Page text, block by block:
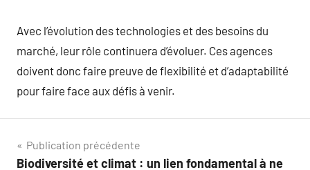
Avec l’évolution des technologies et des besoins du
marché, leur rôle continuera d’évoluer. Ces agences
doivent donc faire preuve de flexibilité et d’adaptabilité
pour faire face aux défis à venir.
Navigation
Publication précédente
Biodiversité et climat : un lien fondamental à ne